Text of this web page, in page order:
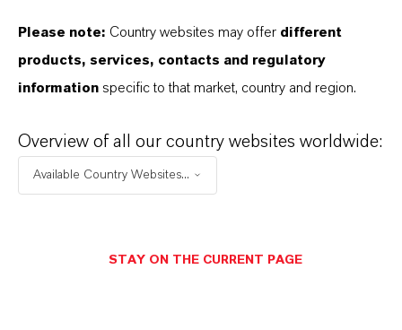
Please note: Country websites may offer different
products, services, contacts and regulatory
information specific to that market, country and region.
Overview of all our country websites worldwide:
Available Country Websites...
STAY ON THE CURRENT PAGE